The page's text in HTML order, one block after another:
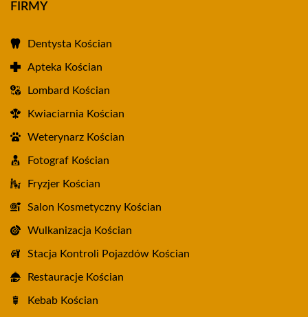
FIRMY
Dentysta Kościan
Apteka Kościan
Lombard Kościan
Kwiaciarnia Kościan
Weterynarz Kościan
Fotograf Kościan
Fryzjer Kościan
Salon Kosmetyczny Kościan
Wulkanizacja Kościan
Stacja Kontroli Pojazdów Kościan
Restauracje Kościan
Kebab Kościan